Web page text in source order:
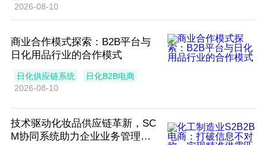
2026-08-10
商业合作模式探索：B2B平台与
日化用品行业的合作模式
日化供应链系统
日化B2B电商
2026-08-10
技术驱动化妆品供应链革新，SC
M协同系统助力企业业务管理一